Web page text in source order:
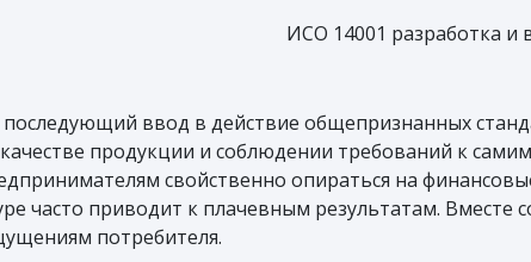
ИСО 14001 разработка и
последующий ввод в действие общепризнанных
продукции и соблюдении требований к
свойственно опираться на
часто приводит к плачевным результатам.
потребителя.